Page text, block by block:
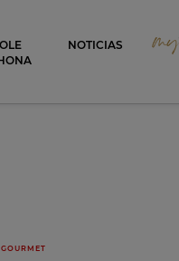
NOTICIAS
GOURMET